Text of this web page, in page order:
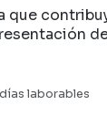
laborables